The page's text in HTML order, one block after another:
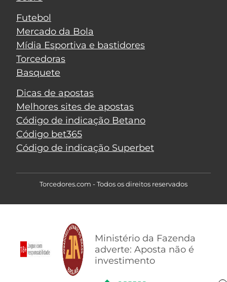
Futebol
Mercado da Bola
Mídia Esportiva e bastidores
Torcedoras
Basquete
Dicas de apostas
Melhores sites de apostas
Código de indicação Betano
Código bet365
Código de indicação Superbet
Torcedores.com - Todos os direitos reservados
Ministério da Fazenda
adverte: Aposta não é
investimento